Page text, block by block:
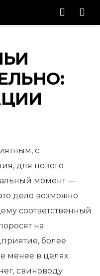
с
для нового
момент—
дело возможно
соответственный
на
более
менее в целях
свиноводу